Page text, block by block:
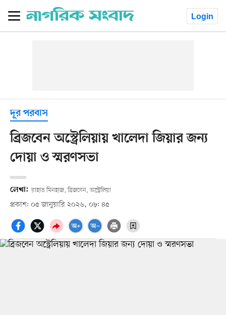
Login
দূর পরবাস
ব্রিজবেন অস্ট্রেলিয়ায় খালেদা জিয়ার জন্য
দোয়া ও স্মরণসভা
লেখা: রাহাত মিনহাজ, ব্রিজবেন, অস্ট্রেলিয়া
প্রকাশ: ০৫ জানুয়ারি ২০২৬, ০৮: ৪৫